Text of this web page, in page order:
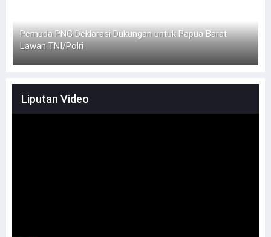
Pemuda PNG Deklarasi Dukungan untuk Papua Barat
Lawan TNI/Polri
Liputan Video